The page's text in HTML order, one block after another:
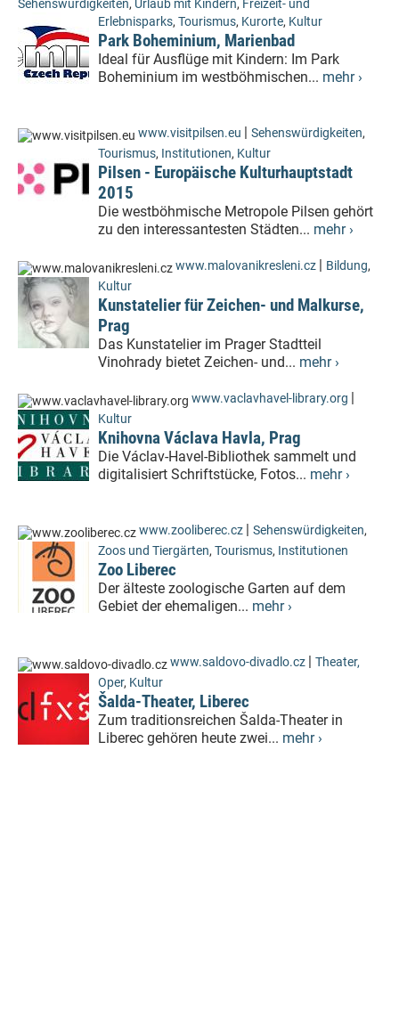
Sehenswürdigkeiten, Urlaub mit Kindern, Freizeit- und
Erlebnisparks, Tourismus, Kurorte, Kultur
Park Boheminium, Marienbad
Ideal für Ausflüge mit Kindern: Im Park
Boheminium im westböhmischen... mehr ›
www.visitpilsen.eu | Sehenswürdigkeiten,
Tourismus, Institutionen, Kultur
Pilsen - Europäische Kulturhauptstadt
2015
Die westböhmische Metropole Pilsen gehört
zu den interessantesten Städten... mehr ›
www.malovanikresleni.cz | Bildung,
Kultur
Kunstatelier für Zeichen- und Malkurse,
Prag
Das Kunstatelier im Prager Stadtteil
Vinohrady bietet Zeichen- und... mehr ›
www.vaclavhavel-library.org |
Kultur
Knihovna Václava Havla, Prag
Die Václav-Havel-Bibliothek sammelt und
digitalisiert Schriftstücke, Fotos... mehr ›
www.zooliberec.cz | Sehenswürdigkeiten,
Zoos und Tiergärten, Tourismus, Institutionen
Zoo Liberec
Der älteste zoologische Garten auf dem
Gebiet der ehemaligen... mehr ›
www.saldovo-divadlo.cz | Theater,
Oper, Kultur
Šalda-Theater, Liberec
Zum traditionsreichen Šalda-Theater in
Liberec gehören heute zwei... mehr ›